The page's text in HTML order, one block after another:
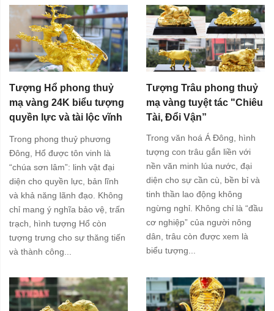
Tượng Hổ phong thuỷ
mạ vàng 24K biểu tượng
quyền lực và tài lộc vĩnh
Trong phong thuỷ phương
Đông, Hổ được tôn vinh là
“chúa sơn lâm”: linh vật đại
diện cho quyền lực, bản lĩnh
và khả năng lãnh đạo. Không
chỉ mang ý nghĩa bảo vệ, trấn
trạch, hình tượng Hổ còn
tượng trưng cho sự thăng tiến
và thành công...
Tượng Trâu phong thuỷ
mạ vàng tuyệt tác "Chiêu
Tài, Đổi Vận”
Trong văn hoá Á Đông, hình
tượng con trâu gắn liền với
nền văn minh lúa nước, đại
diện cho sự cần cù, bền bỉ và
tinh thần lao động không
ngừng nghỉ. Không chỉ là “đầu
cơ nghiệp” của người nông
dân, trâu còn được xem là
biểu tượng...